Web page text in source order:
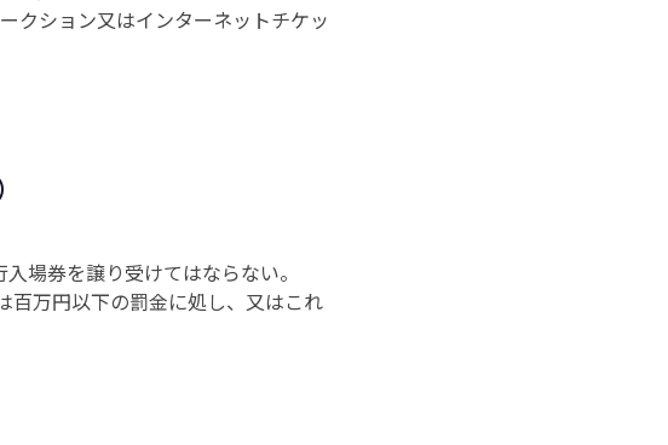
クション又はインターネットチケッ
場券を譲り受けてはならない。
百万円以下の罰金に処し、又はこれ